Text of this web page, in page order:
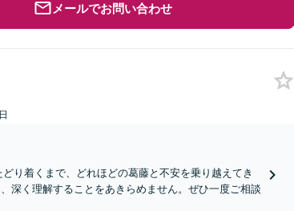
メールでお問い合わせ
り着くまで、どれほどの葛藤と不安を乗り越えてき
深く理解することをあきらめません。ぜひ一度ご相談